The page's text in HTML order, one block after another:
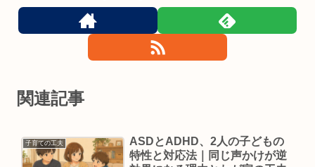
関連記事
子育ての工夫
ASDとADHD、2人の子どもの
特性と対応法｜同じ声かけが逆